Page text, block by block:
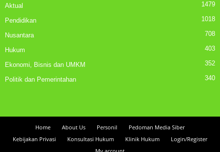
Aktual 1479
Pendidikan 1018
Nusantara 708
Hukum 403
Ekonomi, Bisnis dan UMKM 352
Politik dan Pemerintahan 340
Home About Us Personil
Pedoman Media Siber
Kebijakan Privasi
Konsultasi Hukum Klinik Hukum
Login/Register